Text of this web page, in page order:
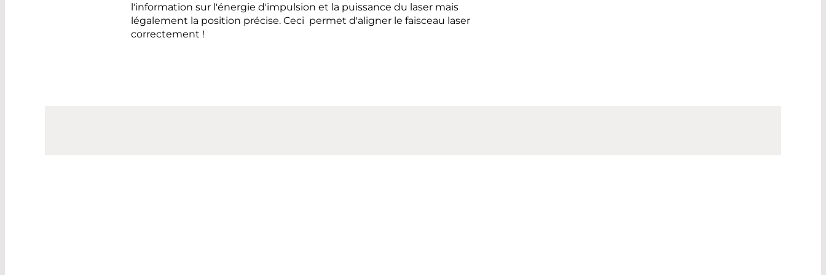
l'information sur l'énergie d'impulsion et la puissance du laser mais
légalement la position précise. Ceci permet d'aligner le faisceau laser
correctement !